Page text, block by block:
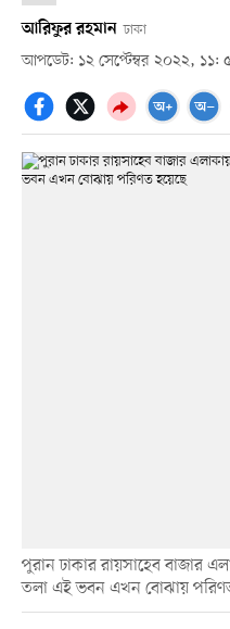
আরিফুর রহমান ঢাকা
আপডেট: ১২ সেপ্টেম্বর ২০২২, ১১:
পুরান ঢাকার রায়সাহেব বাজার
তলা এই ভবন এখন বোঝায়